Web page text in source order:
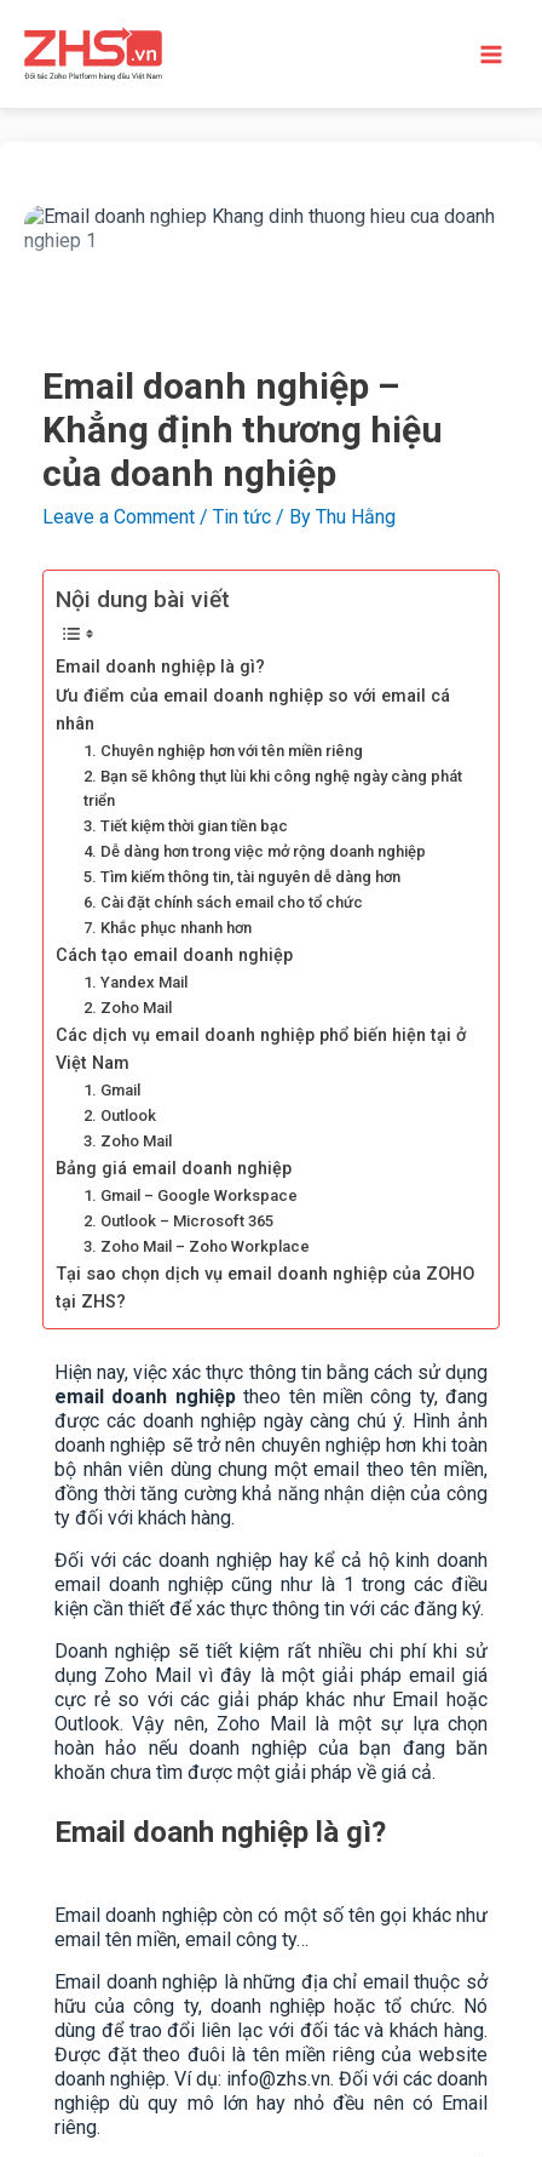
Email doanh nghiệp –
Khẳng định thương hiệu
của doanh nghiệp
Leave a Comment / Tin tức / By Thu Hằng
Nội dung bài viết
Email doanh nghiệp là gì?
Ưu điểm của email doanh nghiệp so với email cá
nhân
1. Chuyên nghiệp hơn với tên miền riêng
2. Bạn sẽ không thụt lùi khi công nghệ ngày càng phát
triển
3. Tiết kiệm thời gian tiền bạc
4. Dễ dàng hơn trong việc mở rộng doanh nghiệp
5. Tìm kiếm thông tin, tài nguyên dễ dàng hơn
6. Cài đặt chính sách email cho tổ chức
7. Khắc phục nhanh hơn
Cách tạo email doanh nghiệp
1. Yandex Mail
2. Zoho Mail
Các dịch vụ email doanh nghiệp phổ biến hiện tại ở
Việt Nam
1. Gmail
2. Outlook
3. Zoho Mail
Bảng giá email doanh nghiệp
1. Gmail – Google Workspace
2. Outlook – Microsoft 365
3. Zoho Mail – Zoho Workplace
Tại sao chọn dịch vụ email doanh nghiệp của ZOHO
tại ZHS?
Hiện nay, việc xác thực thông tin bằng cách sử dụng
email doanh nghiệptheo tên miền công ty, đang
được các doanh nghiệp ngày càng chú ý. Hình ảnh
doanh nghiệp sẽ trở nên chuyên nghiệp hơn khi toàn
bộ nhân viên dùng chung một email theo tên miền,
đồng thời tăng cường khả năng nhận diện của công
ty đối với khách hàng.
Đối với các doanh nghiệp hay kể cả hộ kinh doanh
email doanh nghiệp cũng như là 1 trong các điều
kiện cần thiết để xác thực thông tin với các đăng ký.
Doanh nghiệp sẽ tiết kiệm rất nhiều chi phí khi sử
dụng Zoho Mail vì đây là một giải pháp email giá
cực rẻ so với các giải pháp khác như Email hoặc
Outlook. Vậy nên, Zoho Mail là một sự lựa chọn
hoàn hảo nếu doanh nghiệp của bạn đang băn
khoăn chưa tìm được một giải pháp về giá cả.
Email doanh nghiệp là gì?
Email doanh nghiệp còn có một số tên gọi khác như
email tên miền, email công ty…
Email doanh nghiệp là những địa chỉ email thuộc sở
hữu của công ty, doanh nghiệp hoặc tổ chức. Nó
dùng để trao đổi liên lạc với đối tác và khách hàng.
Được đặt theo đuôi là tên miền riêng của website
doanh nghiệp. Ví dụ: info@zhs.vn. Đối với các doanh
nghiệp dù quy mô lớn hay nhỏ đều nên có Email
riêng.